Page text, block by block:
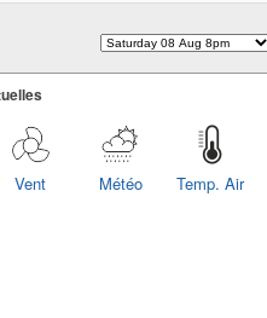
Temp. Air
Météo
Vent